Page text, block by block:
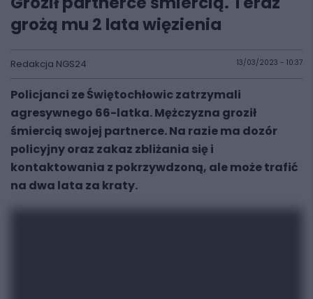
grożą mu 2 lata więzienia
Redakcja NGS24 13/03/2023 - 10:37
Policjanci ze Świętochłowic zatrzymali
agresywnego 66-latka. Mężczyzna groził
śmiercią swojej partnerce. Na razie ma dozór
policyjny oraz zakaz zbliżania się i
kontaktowania z pokrzywdzoną, ale może trafić
na dwa lata za kraty.